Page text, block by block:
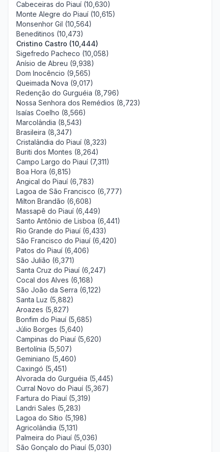
Cabeceiras do Piauí (10,630)
Monte Alegre do Piauí (10,615)
Monsenhor Gil (10,564)
Beneditinos (10,473)
Cristino Castro (10,444)
Sigefredo Pacheco (10,058)
Anísio de Abreu (9,938)
Dom Inocêncio (9,565)
Queimada Nova (9,017)
Redenção do Gurguéia (8,796)
Nossa Senhora dos Remédios (8,723)
Isaías Coelho (8,566)
Marcolândia (8,543)
Brasileira (8,347)
Cristalândia do Piauí (8,323)
Buriti dos Montes (8,264)
Campo Largo do Piauí (7,311)
Boa Hora (6,815)
Angical do Piauí (6,783)
Lagoa de São Francisco (6,777)
Milton Brandão (6,608)
Massapê do Piauí (6,449)
Santo Antônio de Lisboa (6,441)
Rio Grande do Piauí (6,433)
São Francisco do Piauí (6,420)
Patos do Piauí (6,406)
São Julião (6,371)
Santa Cruz do Piauí (6,247)
Cocal dos Alves (6,168)
São João da Serra (6,122)
Santa Luz (5,882)
Aroazes (5,827)
Bonfim do Piauí (5,685)
Júlio Borges (5,640)
Campinas do Piauí (5,620)
Bertolínia (5,507)
Geminiano (5,460)
Caxingó (5,451)
Alvorada do Gurguéia (5,445)
Curral Novo do Piauí (5,367)
Fartura do Piauí (5,319)
Landri Sales (5,283)
Lagoa do Sítio (5,198)
Agricolândia (5,131)
Palmeira do Piauí (5,036)
São Gonçalo do Piauí (5,030)